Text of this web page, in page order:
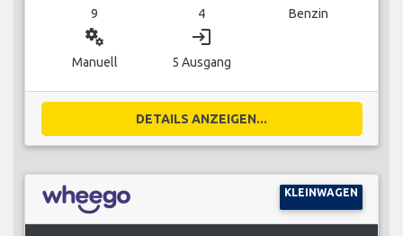
9 4 Benzin
miscellaneous_services
Manuell
login
5 Ausgang
DETAILS ANZEIGEN...
KLEINWAGEN